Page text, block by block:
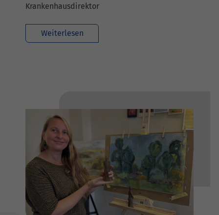
Krankenhausdirektor
Weiterlesen